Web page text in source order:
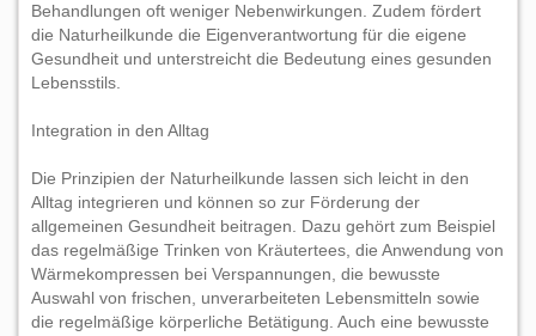
Behandlungen oft weniger Nebenwirkungen. Zudem fördert
die Naturheilkunde die Eigenverantwortung für die eigene
Gesundheit und unterstreicht die Bedeutung eines gesunden
Lebensstils.
Integration in den Alltag
Die Prinzipien der Naturheilkunde lassen sich leicht in den
Alltag integrieren und können so zur Förderung der
allgemeinen Gesundheit beitragen. Dazu gehört zum Beispiel
das regelmäßige Trinken von Kräutertees, die Anwendung von
Wärmekompressen bei Verspannungen, die bewusste
Auswahl von frischen, unverarbeiteten Lebensmitteln sowie
die regelmäßige körperliche Betätigung. Auch eine bewusste